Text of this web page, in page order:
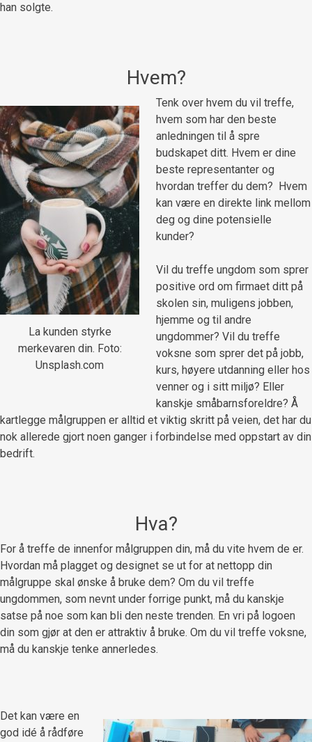
han solgte.
Hvem?
La kunden styrke
merkevaren din. Foto:
Unsplash.com
Tenk over hvem du vil treffe,
hvem som har den beste
anledningen til å spre
budskapet ditt. Hvem er dine
beste representanter og
hvordan treffer du dem? Hvem
kan være en direkte link mellom
deg og dine potensielle
kunder?
Vil du treffe ungdom som sprer
positive ord om firmaet ditt på
skolen sin, muligens jobben,
hjemme og til andre
ungdommer? Vil du treffe
voksne som sprer det på jobb,
kurs, høyere utdanning eller hos
venner og i sitt miljø? Eller
kanskje småbarnsforeldre? Å
kartlegge målgruppen er alltid et viktig skritt på veien, det har du
nok allerede gjort noen ganger i forbindelse med oppstart av din
bedrift.
Hva?
For å treffe de innenfor målgruppen din, må du vite hvem de er.
Hvordan må plagget og designet se ut for at nettopp din
målgruppe skal ønske å bruke dem? Om du vil treffe
ungdommen, som nevnt under forrige punkt, må du kanskje
satse på noe som kan bli den neste trenden. En vri på logoen
din som gjør at den er attraktiv å bruke. Om du vil treffe voksne,
må du kanskje tenke annerledes.
Det kan være en
god idé å rådføre